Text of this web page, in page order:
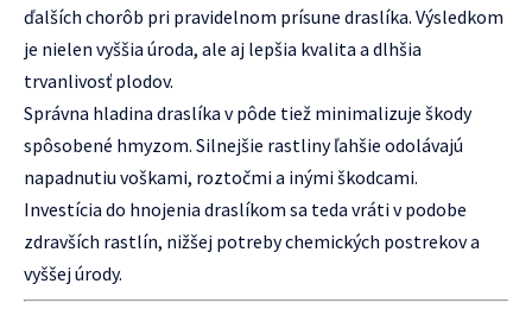
ďalších chorôb pri pravidelnom prísune draslíka. Výsledkom
je nielen vyššia úroda, ale aj lepšia kvalita a dlhšia
trvanlivosť plodov.
Správna hladina draslíka v pôde tiež minimalizuje škody
spôsobené hmyzom. Silnejšie rastliny ľahšie odolávajú
napadnutiu voškami, roztočmi a inými škodcami.
Investícia do hnojenia draslíkom sa teda vráti v podobe
zdravších rastlín, nižšej potreby chemických postrekov a
vyššej úrody.